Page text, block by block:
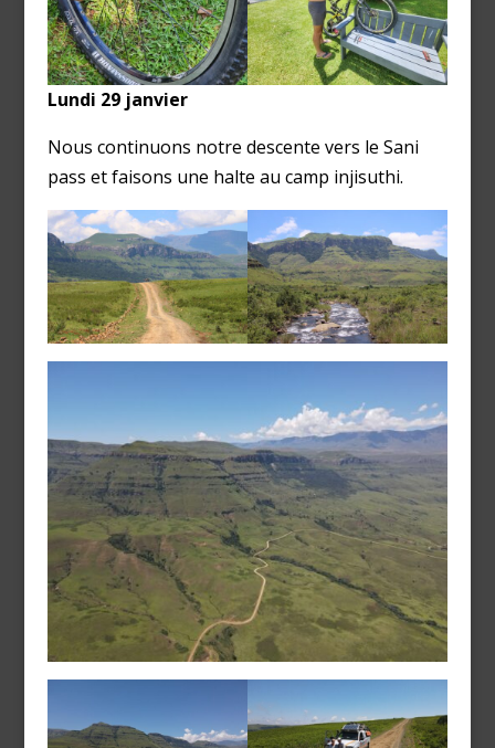
Lundi 29 janvier
Nous continuons notre descente vers le Sani
pass et faisons une halte au camp injisuthi.